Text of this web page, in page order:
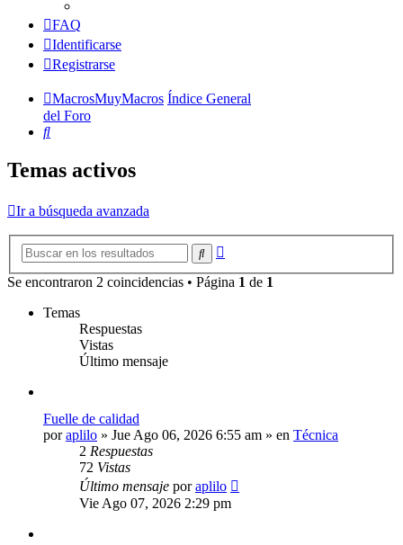
FAQ
Identificarse
Registrarse
MacrosMuyMacros Índice General
del Foro
Buscar
Temas activos
Ir a búsqueda avanzada
Buscar
Se encontraron 2 coincidencias • Página 1 de 1
Temas
Respuestas
Vistas
Último mensaje
Fuelle de calidad
poraplilo » Jue Ago 06, 2026 6:55 am » en Técnica
2 Respuestas
72 Vistas
Último mensaje poraplilo
Vie Ago 07, 2026 2:29 pm